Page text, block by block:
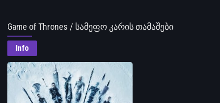
Game of Thrones / სამეფო კარის თამაშები
Info